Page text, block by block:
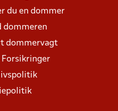
du en dommer
dommeren
dommervagt